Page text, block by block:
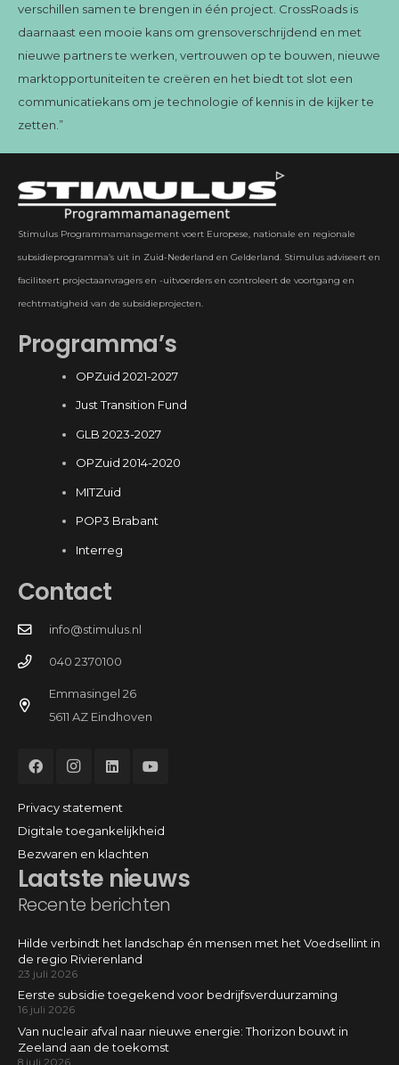
verschillen samen te brengen in één project. CrossRoads is
daarnaast een mooie kans om grensoverschrijdend en met
nieuwe partners te werken, vertrouwen op te bouwen, nieuwe
marktopportuniteiten te creëren en het biedt tot slot een
communicatiekans om je technologie of kennis in de kijker te
zetten.”
Stimulus Programmamanagement voert Europese, nationale en regionale
subsidieprogramma’s uit in Zuid-Nederland en Gelderland. Stimulus adviseert en
faciliteert projectaanvragers en -uitvoerders en controleert de voortgang en
rechtmatigheid van de subsidieprojecten.
Programma’s
OPZuid 2021-2027
Just Transition Fund
GLB 2023-2027
OPZuid 2014-2020
MITZuid
POP3 Brabant
Interreg
Laatste nieuws
Recente berichten
Hilde verbindt het landschap én mensen met het Voedsellint in
de regio Rivierenland
23 juli 2026
Eerste subsidie toegekend voor bedrijfsverduurzaming
16 juli 2026
Van nucleair afval naar nieuwe energie: Thorizon bouwt in
Zeeland aan de toekomst
8 juli 2026
Contact
info@stimulus.nl
040 2370100
Emmasingel 26
5611 AZ Eindhoven
Privacy statement
Digitale toegankelijkheid
Bezwaren en klachten